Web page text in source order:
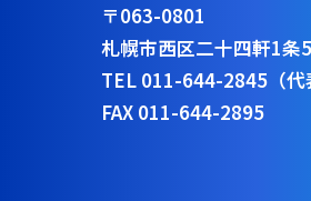
〒063-0801
札幌市西区二十四軒1条
TEL 011-644-2845（代
FAX 011-644-2895